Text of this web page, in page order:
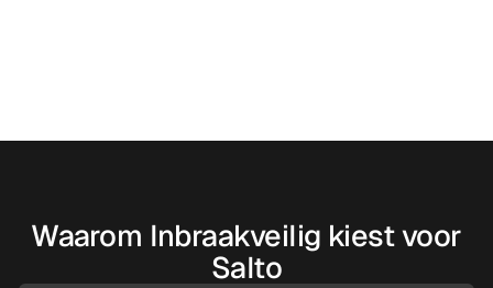
Waarom Inbraakveilig kiest voor
Salto